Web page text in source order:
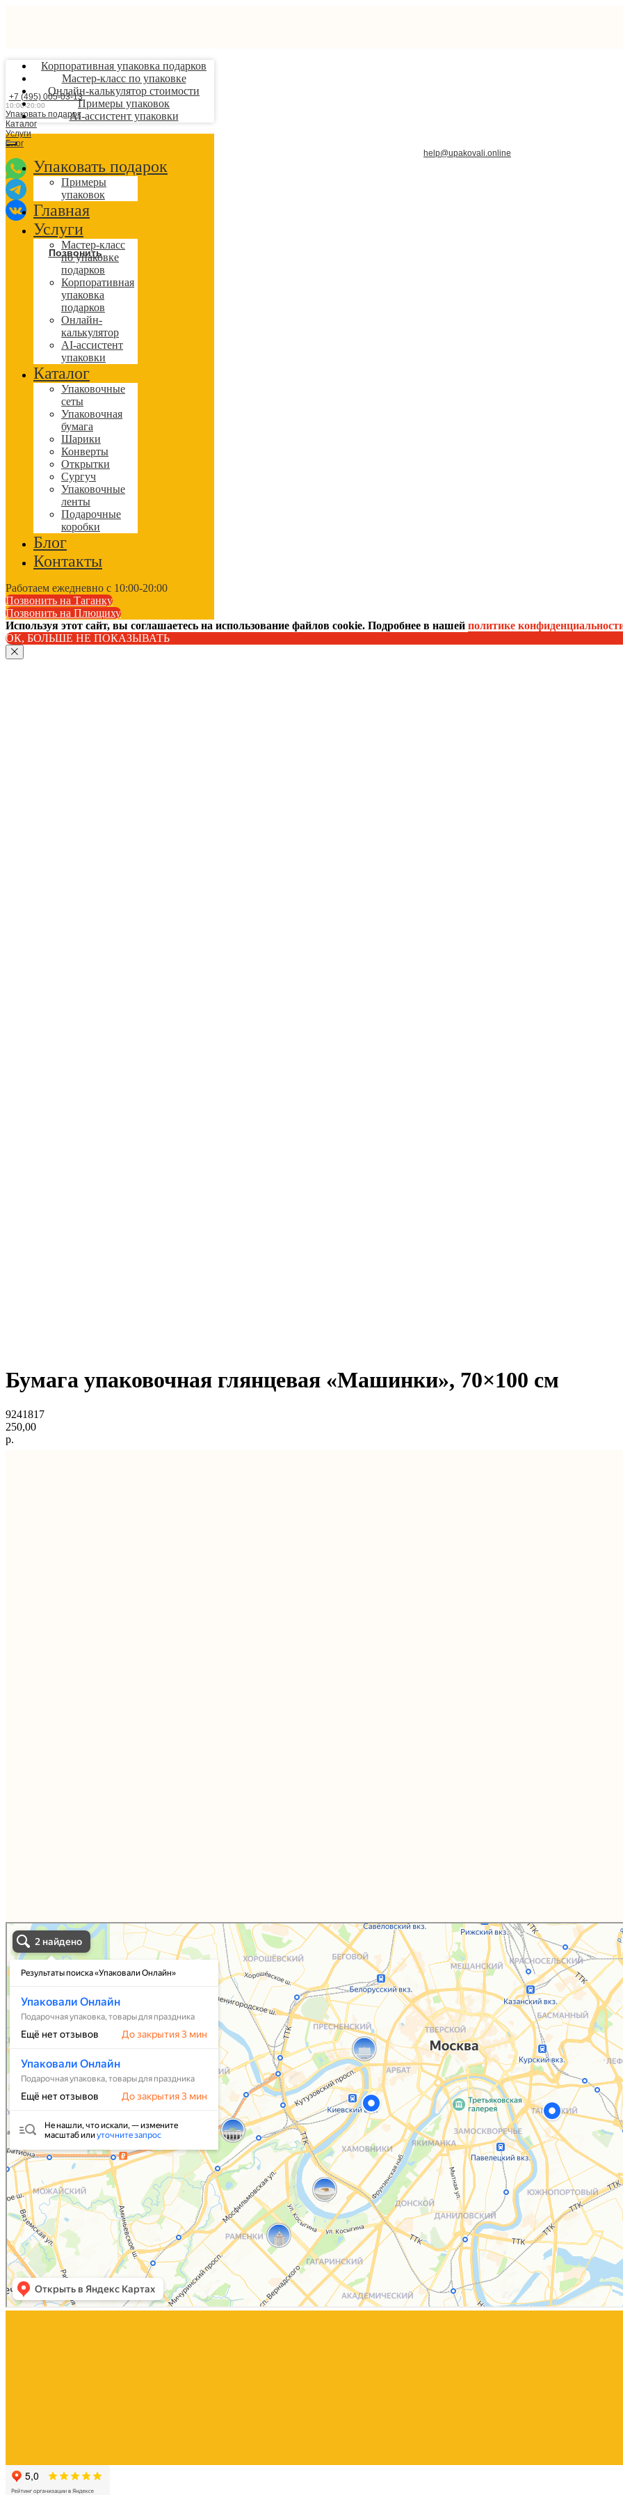
+7 (495) 005-03-13
10:00-20:00
Упаковать подарок
Каталог
Услуги
Блог
help@upakovali.online
Позвонить
Корпоративная упаковка подарков
Мастер-класс по упаковке
Онлайн-калькулятор стоимости
Примеры упаковок
AI-ассистент упаковки
Упаковать подарок
Примеры
упаковок
Главная
Услуги
Мастер-класс
по упаковке
подарков
Корпоративная
упаковка
подарков
Онлайн-
калькулятор
AI-ассистент
упаковки
Каталог
Упаковочные
сеты
Упаковочная
бумага
Шарики
Конверты
Открытки
Сургуч
Упаковочные
ленты
Подарочные
коробки
Блог
Контакты
Работаем ежедневно с 10:00-20:00
Позвонить на Таганку
Позвонить на Плющиху
Используя этот сайт, вы соглашаетесь на использование файлов cookie. Подробнее в нашей политике
ОК, БОЛЬШЕ НЕ ПОКАЗЫВАТЬ
Бумага упаковочная глянцевая «Машинки», 70×100 см
9241817
250,00
р.
Упаковали Онлайн в Москве
Москва